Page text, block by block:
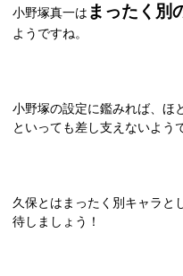
小野塚真一は まったく別
ようですね。
小野塚の設定に鑑みれば、ほ
といっても差し支えないよう
久保とはまったく別キャラと
待しましょう！